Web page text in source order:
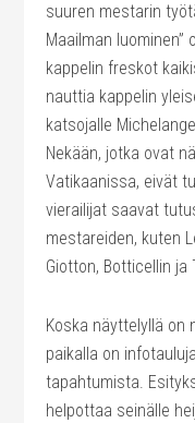
suuren mestarin
Maailman
kappelin freskot
nauttia kappelin
katsojalle
Nekään, jotka ovat
Vatikaanissa, eivät
vierailijat saavat
mestareiden, kuten
Giotton, Botticellin ja
Koska näyttelyllä on
paikalla on
tapahtumista.
helpottaa seinälle